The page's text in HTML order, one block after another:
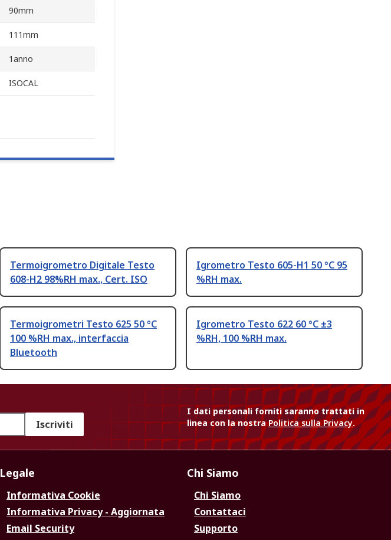
90mm
111mm
1anno
ISOCAL
Termoigrometro Digitale Testo
608-H2 98%RH max., Cert. ISO
Igrometro Testo 605-H1 50 °C 95
%RH max.
Termoigrometri Testo 625 50 °C
100 %RH max., interfaccia
Bluetooth
Igrometro Testo 622 60 °C ±3
%RH, 100 %RH max.
Iscriviti
I dati personali forniti saranno trattati in
linea con la nostraPolitica sulla Privacy.
Legale
Informativa Cookie
Informativa Privacy - Aggiornata
Email Security
Chi Siamo
Chi Siamo
Contattaci
Supporto